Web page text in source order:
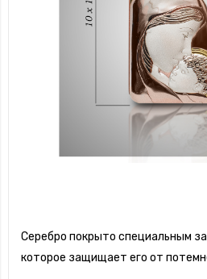
Серебро покрыто специальным
которое защищает его от